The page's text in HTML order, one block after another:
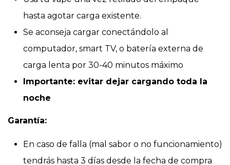
hasta agotar carga existente.
Se aconseja cargar conectándolo al
computador, smart TV, o batería externa de
carga lenta por 30-40 minutos máximo
Importante: evitar dejar cargando toda la
noche
Garantía:
En caso de falla (mal sabor o no funcionamiento)
tendrás hasta 3 días desde la fecha de compra